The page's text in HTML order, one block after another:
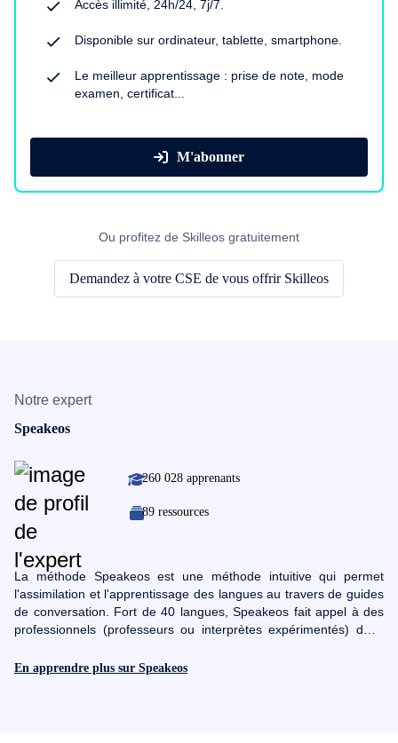
Accès illimité, 24h/24, 7j/7.
Disponible sur ordinateur, tablette, smartphone.
Le meilleur apprentissage : prise de note, mode
examen, certificat...
M'abonner
Ou profitez de Skilleos gratuitement
Demandez à votre CSE de vous offrir Skilleos
Notre expert
Speakeos
260 028 apprenants
89 ressources
La méthode Speakeos est une méthode intuitive qui permet
l'assimilation et l'apprentissage des langues au travers de guides
de conversation. Fort de 40 langues, Speakeos fait appel à des
professionnels (professeurs ou interprètes expérimentés) dans
Son objectif : vous enseigner rapidement la langue telle qu'elle
En apprendre plus sur Speakeos